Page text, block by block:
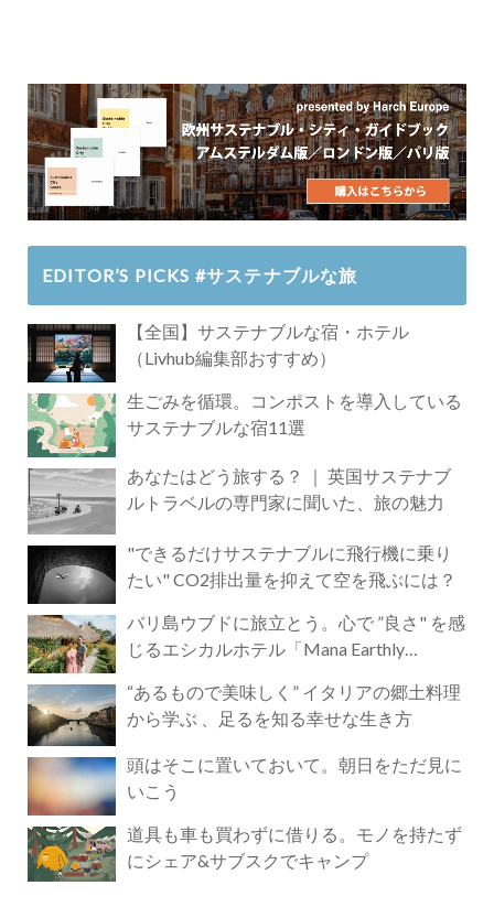
EDITOR’S PICKS #サステナブルな旅
【全国】サステナブルな宿・ホテル
（Livhub編集部おすすめ）
生ごみを循環。コンポストを導入している
サステナブルな宿11選
あなたはどう旅する？ ｜ 英国サステナブ
ルトラベルの専門家に聞いた、旅の魅力
"できるだけサステナブルに飛行機に乗り
たい" CO2排出量を抑えて空を飛ぶには？
バリ島ウブドに旅立とう。心で ”良さ" を感
じるエシカルホテル「Mana Earthly
“あるもので美味しく” イタリアの郷土料理
から学ぶ 、足るを知る幸せな生き方
頭はそこに置いておいて。朝日をただ見に
いこう
道具も車も買わずに借りる。モノを持たず
にシェア&サブスクでキャンプ